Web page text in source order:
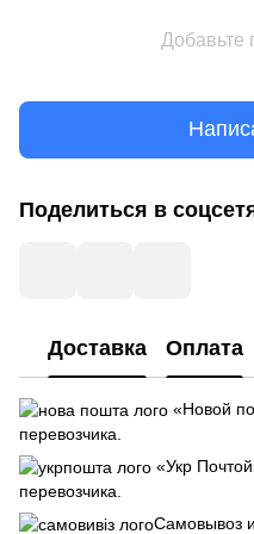
Добавьте
Поделиться в
Доставка Оплата
«Новой
перевозчика.
«Укр
перевозчика.
Самовывоз